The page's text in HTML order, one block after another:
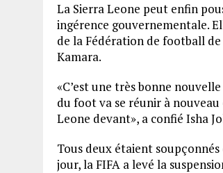
La Sierra Leone peut enfin
ingérence gouvernementale.
de la Fédération de football de
Kamara.
«C’est une très bonne
du foot va se réunir à
Leone devant», a confié Isha
Tous deux étaient
jour, la FIFA a levé la